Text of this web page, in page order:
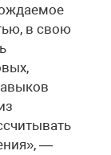
в свою
—